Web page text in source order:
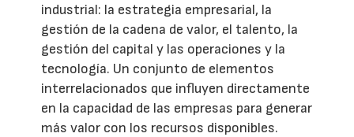
industrial: la estrategia empresarial, la
gestión de la cadena de valor, el talento, la
gestión del capital y las operaciones y la
tecnología. Un conjunto de elementos
interrelacionados que influyen directamente
en la capacidad de las empresas para generar
más valor con los recursos disponibles.